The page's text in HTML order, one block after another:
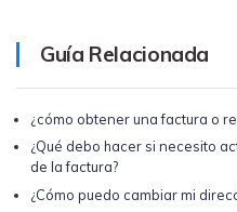
PC.
Apps
Guía Relacionada
¿cómo obtener una factura o
¿Qué debo hacer si necesito
de la factura?
¿Cómo puedo cambiar mi